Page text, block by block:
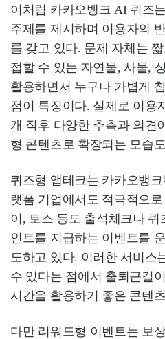
이처럼 카카오뱅크 AI 퀴즈
주제를 제시하며 이용자의
를 갖고 있다. 문제 자체는
접할 수 있는 자연물, 사물,
활용하면서 누구나 가볍게
점이 특징이다. 실제로 이용
개 직후 다양한 추측과 의견
형 콘텐츠로 확장되는 모습
퀴즈형 앱테크는 카카오뱅
랫폼 기업에서도 적극적으
이, 토스 등도 출석체크나
인트를 지급하는 이벤트를
도하고 있다. 이러한 서비스
수 있다는 점에서 출퇴근길
시간을 활용하기 좋은 콘텐
다만 리워드형 이벤트는 보